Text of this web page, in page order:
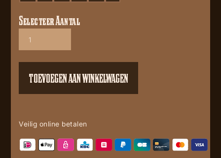
Mayura
Marie
aantal
Selecteer Aantal
TOEVOEGEN AAN WINKELWAGEN
Veilig online betalen